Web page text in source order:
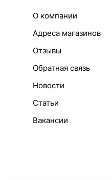
О компании
Адреса магазинов
Отзывы
Обратная связь
Новости
Статьи
Вакансии